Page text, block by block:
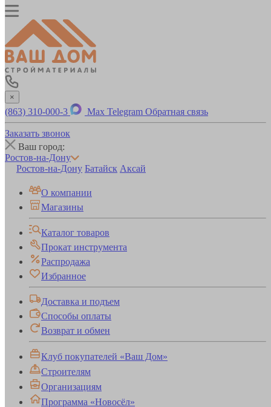
×
(863) 310-000-3 Max Telegram Обратная связь
Заказать звонок
Ваш город:
Ростов-на-Дону
Ростов-на-Дону Батайск Аксай
О компании
Магазины
Каталог товаров
Прокат инструмента
Распродажа
Избранное
Доставка и подъем
Способы оплаты
Возврат и обмен
Клуб покупателей «Ваш Дом»
Строителям
Организациям
Программа «Новосёл»